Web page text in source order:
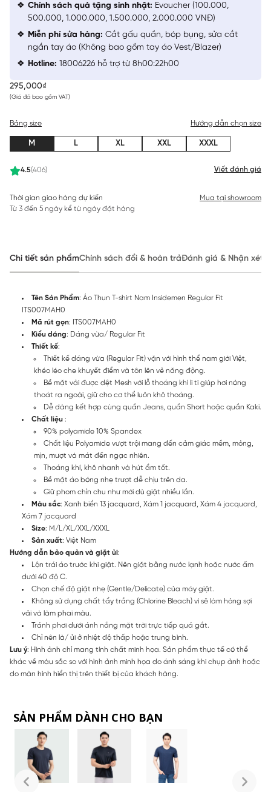
295,000₫
(Giá đã bao gồm VAT)
4.5(406) Viết đánh giá
Bảng size Hướng dẫn chọn size
M L XL XXL XXXL
Thời gian giao hàng dự kiến
Từ 3 đến 5 ngày kể từ ngày đặt hàng
Mua tại showroom
Chính sách quà tặng sinh nhật: Evoucher (100.000,
500.000, 1.000.000, 1.500.000, 2.000.000 VNĐ)
Miễn phí sửa hàng: Cắt gấu quần, bóp bụng, sửa cắt
ngắn tay áo (Không bao gồm tay áo Vest/Blazer)
Hotline: 18006226 hỗ trợ từ 8h00:22h00
Chi tiết sản phẩmChính sách đổi & hoàn trảĐánh giá & Nhận xét
Tên Sản Phẩm: Áo Thun T-shirt Nam Insidemen Regular Fit
ITS007MAH0
Mã rút gọn: ITS007MAH0
Kiểu dáng: Dáng vừa/ Regular Fit
Thiết kế:
Thiết kế dáng vừa (Regular Fit) vặn với hình thể nam giới Việt,
khéo léo che khuyết điểm và tôn lên vẻ năng động.
Bề mặt vải được dệt Mesh với lỗ thoáng khí li ti giúp hơi nóng
thoát ra ngoài, giữ cho cơ thể luôn khô thoáng.
Dễ dàng kết hợp cùng quần Jeans, quần Short hoặc quần Kaki.
Chất liệu :
90% polyamide 10% Spandex
Chất liệu Polyamide vượt trội mang đến cảm giác mềm, mỏng,
mịn, mượt và mát đến ngạc nhiên.
Thoáng khí, khô nhanh và hút ẩm tốt.
Bề mặt áo bóng nhẹ trượt dễ chịu trên da.
Giữ phom chỉn chu như mới dù giặt nhiều lần.
Màu sắc: Xanh biển 13 jacquard, Xám 1 jacquard, Xám 4 jacquard,
Xám 7 jacquard
Size: M/L/XL/XXL/XXXL
Sản xuất: Việt Nam
Hướng dẫn bảo quản và giặt ủi:
Lộn trái áo trước khi giặt. Nên giặt bằng nước lạnh hoặc nước ấm
dưới 40 độ C.
Chọn chế độ giặt nhẹ (Gentle/Delicate) của máy giặt.
Không sử dụng chất tẩy trắng (Chlorine Bleach) vì sẽ làm hỏng sợi
vải và làm phai màu.
Tránh phơi dưới ánh nắng mặt trời trực tiếp quá gắt.
Chỉ nên là/ ủi ở nhiệt độ thấp hoặc trung bình.
Lưu ý: Hình ảnh chỉ mang tính chất minh họa. Sản phẩm thực tế có thể
khác về màu sắc so với hình ảnh minh họa do ánh sáng khi chụp ảnh hoặc
do màn hình hiển thị trên thiết bị của khách hàng.
SẢN PHẨM DÀNH CHO BẠN